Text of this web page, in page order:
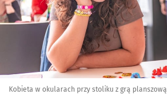
Kobieta w okularach przy stoliku z grą planszową